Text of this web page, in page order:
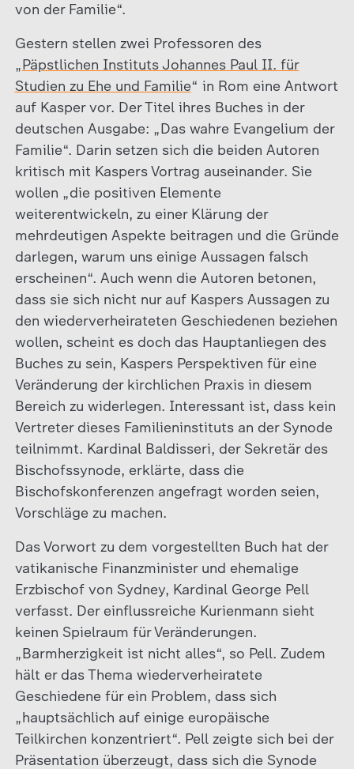
von der Familie“.
Gestern stellen zwei Professoren des
„Päpstlichen Instituts Johannes Paul II. für
Studien zu Ehe und Familie“ in Rom eine Antwort
auf Kasper vor. Der Titel ihres Buches in der
deutschen Ausgabe: „Das wahre Evangelium der
Familie“. Darin setzen sich die beiden Autoren
kritisch mit Kaspers Vortrag auseinander. Sie
wollen „die positiven Elemente
weiterentwickeln, zu einer Klärung der
mehrdeutigen Aspekte beitragen und die Gründe
darlegen, warum uns einige Aussagen falsch
erscheinen“. Auch wenn die Autoren betonen,
dass sie sich nicht nur auf Kaspers Aussagen zu
den wiederverheirateten Geschiedenen beziehen
wollen, scheint es doch das Hauptanliegen des
Buches zu sein, Kaspers Perspektiven für eine
Veränderung der kirchlichen Praxis in diesem
Bereich zu widerlegen. Interessant ist, dass kein
Vertreter dieses Familieninstituts an der Synode
teilnimmt. Kardinal Baldisseri, der Sekretär des
Bischofssynode, erklärte, dass die
Bischofskonferenzen angefragt worden seien,
Vorschläge zu machen.
Das Vorwort zu dem vorgestellten Buch hat der
vatikanische Finanzminister und ehemalige
Erzbischof von Sydney, Kardinal George Pell
verfasst. Der einflussreiche Kurienmann sieht
keinen Spielraum für Veränderungen.
„Barmherzigkeit ist nicht alles“, so Pell. Zudem
hält er das Thema wiederverheiratete
Geschiedene für ein Problem, dass sich
„hauptsächlich auf einige europäische
Teilkirchen konzentriert“. Pell zeigte sich bei der
Präsentation überzeugt, dass sich die Synode